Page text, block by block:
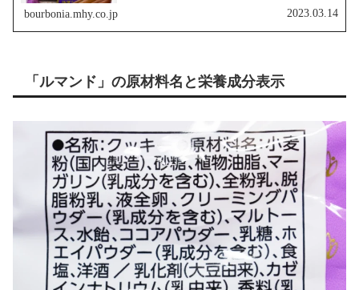
ージから「ルマンド」とネーミングされ発売されまし
bourbonia.mhy.co.jp 2023.03.14
「ルマンド」の原材料名と栄養成分表示